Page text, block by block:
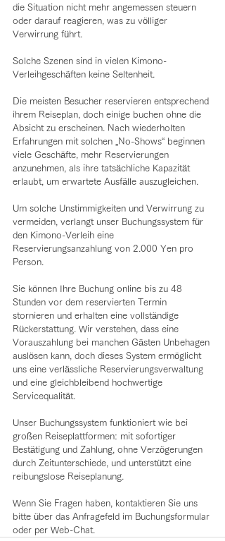
die Situation nicht mehr angemessen steuern
oder darauf reagieren, was zu völliger
Verwirrung führt.
Solche Szenen sind in vielen Kimono-
Verleihgeschäften keine Seltenheit.
Die meisten Besucher reservieren entsprechend
ihrem Reiseplan, doch einige buchen ohne die
Absicht zu erscheinen. Nach wiederholten
Erfahrungen mit solchen „No-Shows“ beginnen
viele Geschäfte, mehr Reservierungen
anzunehmen, als ihre tatsächliche Kapazität
erlaubt, um erwartete Ausfälle auszugleichen.
Um solche Unstimmigkeiten und Verwirrung zu
vermeiden, verlangt unser Buchungssystem für
den Kimono-Verleih eine
Reservierungsanzahlung von 2.000 Yen pro
Person.
Sie können Ihre Buchung online bis zu 48
Stunden vor dem reservierten Termin
stornieren und erhalten eine vollständige
Rückerstattung. Wir verstehen, dass eine
Vorauszahlung bei manchen Gästen Unbehagen
auslösen kann, doch dieses System ermöglicht
uns eine verlässliche Reservierungsverwaltung
und eine gleichbleibend hochwertige
Servicequalität.
Unser Buchungssystem funktioniert wie bei
großen Reiseplattformen: mit sofortiger
Bestätigung und Zahlung, ohne Verzögerungen
durch Zeitunterschiede, und unterstützt eine
reibungslose Reiseplanung.
Wenn Sie Fragen haben, kontaktieren Sie uns
bitte über das Anfragefeld im Buchungsformular
oder per Web-Chat.